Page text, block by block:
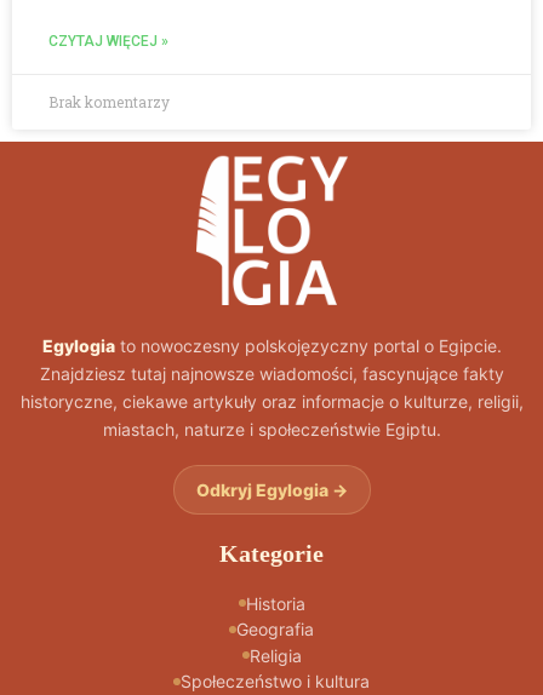
CZYTAJ WIĘCEJ »
Brak komentarzy
Egylogiato nowoczesny polskojęzyczny portal o Egipcie.
Znajdziesz tutaj najnowsze wiadomości, fascynujące fakty
historyczne, ciekawe artykuły oraz informacje o kulturze, religii,
miastach, naturze i społeczeństwie Egiptu.
Odkryj Egylogia →
Kategorie
Historia
Geografia
Religia
Społeczeństwo i kultura